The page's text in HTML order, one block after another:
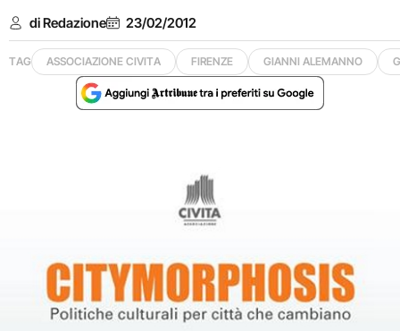
di Redazione 23/02/2012
TAG ASSOCIAZIONE CIVITA FIRENZE GIANNI ALEMANNO